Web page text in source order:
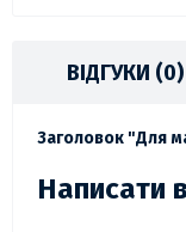
ВІДГУКИ (0)
Заголовок "Для
Написати